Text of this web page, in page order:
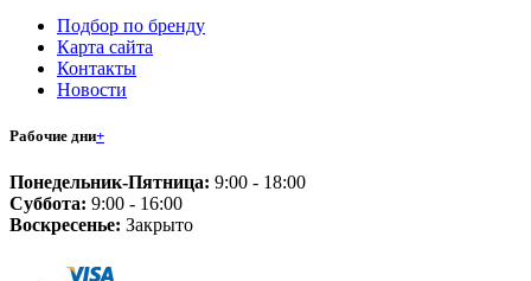
Подбор по бренду
Карта сайта
Контакты
Новости
Рабочие дни+
Понедельник-Пятница: 9:00 - 18:00
Суббота: 9:00 - 16:00
Воскресенье: Закрыто